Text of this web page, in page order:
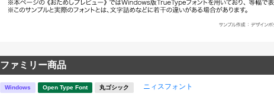
ファミリー商品
Windows Open Type Font 丸ゴシック ニィスフォント